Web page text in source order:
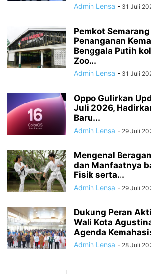
Admin Lensa - 31 Juli
Pemkot
Penanganan
Benggala Putih
Zoo...
Admin Lensa - 31 Juli
Oppo Gulirkan
Juli 2026,
Baru...
Admin Lensa - 29 Juli
Mengenal
dan Manfaatnya
Fisik serta...
Admin Lensa - 29 Juli
Dukung Peran
Wali Kota
Agenda
Admin Lensa - 28 Juli